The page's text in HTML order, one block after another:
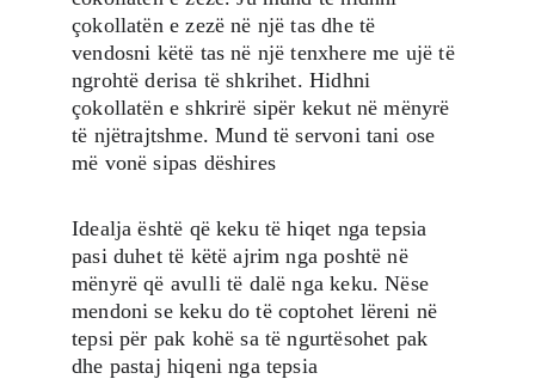
çokollatën e zezë në një tas dhe të
vendosni këtë tas në një tenxhere me ujë të
ngrohtë derisa të shkrihet. Hidhni
çokollatën e shkrirë sipër kekut në mënyrë
të njëtrajtshme. Mund të servoni tani ose
më vonë sipas dëshires
Idealja është që keku të hiqet nga tepsia
pasi duhet të këtë ajrim nga poshtë në
mënyrë që avulli të dalë nga keku. Nëse
mendoni se keku do të coptohet lëreni në
tepsi për pak kohë sa të ngurtësohet pak
dhe pastaj hiqeni nga tepsia